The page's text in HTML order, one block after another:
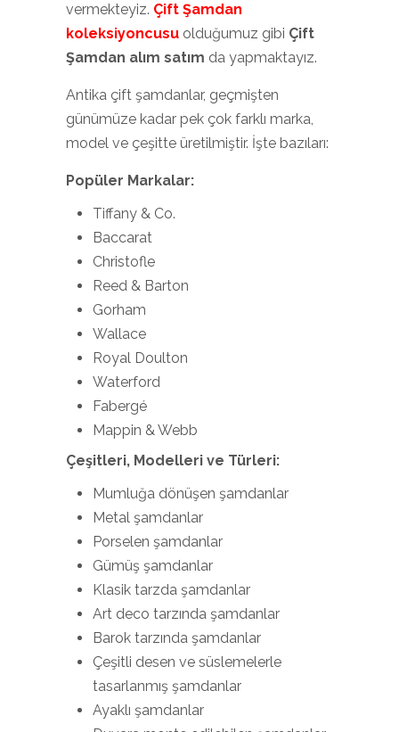
vermekteyiz. Çift Şamdan
koleksiyoncusu olduğumuz gibi Çift
Şamdan alım satım da yapmaktayız.
Antika çift şamdanlar, geçmişten
günümüze kadar pek çok farklı marka,
model ve çeşitte üretilmiştir. İşte bazıları:
Popüler Markalar:
Tiffany & Co.
Baccarat
Christofle
Reed & Barton
Gorham
Wallace
Royal Doulton
Waterford
Fabergé
Mappin & Webb
Çeşitleri, Modelleri ve Türleri:
Mumluğa dönüşen şamdanlar
Metal şamdanlar
Porselen şamdanlar
Gümüş şamdanlar
Klasik tarzda şamdanlar
Art deco tarzında şamdanlar
Barok tarzında şamdanlar
Çeşitli desen ve süslemelerle
tasarlanmış şamdanlar
Ayaklı şamdanlar